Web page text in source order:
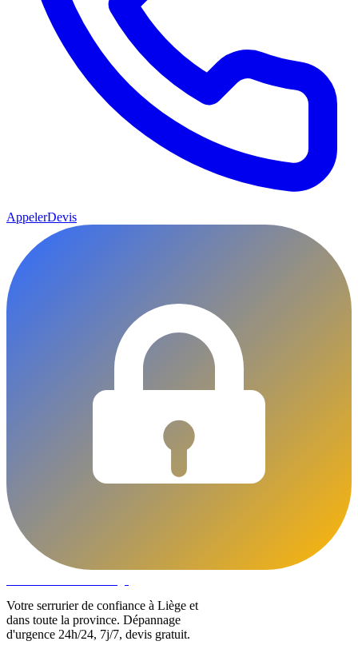
AppelerDevis
Votre serrurier de confiance à Liège et
dans toute la province. Dépannage
d'urgence 24h/24, 7j/7, devis gratuit.